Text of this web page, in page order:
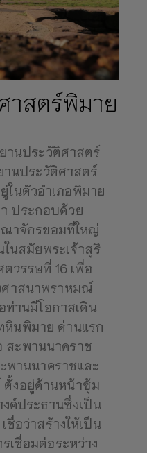
าสตร์พิมาย
านประวัติศาสตร์
านประวัติศาสตร์
ในตัวอำเภอพิมาย
ประกอบด้วย
าจักรขอมที่ใหญ่
นสมัยพระเจ้าสุริ
วรรษที่ 16 เพื่อ
ศาสนาพราหมณ์
ท่านมีโอกาสเดิน
หินพิมาย ด่านแรก
สะพานนาคราช
พานนาคราชและ
ตั้งอยู่ด้านหน้าซุ้ม
ค์ประธานซึ่งเป็น
อว่าสร้างให้เป็น
ชื่อมต่อระหว่าง